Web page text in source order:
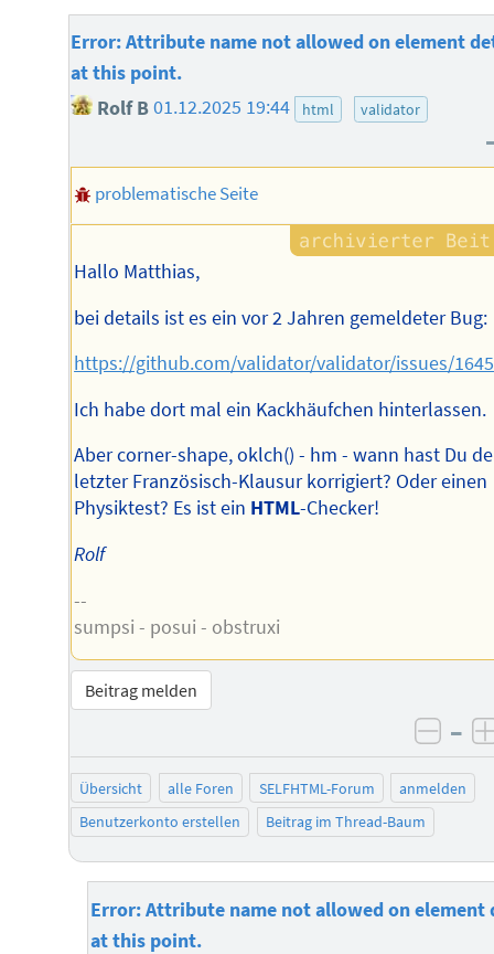
Error: Attribute name not allowed on element
at this point.
Rolf B01.12.2025 19:44 html validator
problematische Seite
Hallo Matthias,
bei details ist es ein vor 2 Jahren gemeldeter Bug:
https://github.com/validator/validator/issues/1645
Ich habe dort mal ein Kackhäufchen hinterlassen.
Aber corner-shape, oklch() - hm - wann hast Du
letzter Französisch-Klausur korrigiert? Oder einen
Physiktest? Es ist ein HTML-Checker!
Rolf
--
sumpsi - posui - obstruxi
Beitrag melden
–
Übersicht alle Foren SELFHTML-Forum
anmelden
Benutzerkonto erstellen
Beitrag im Thread-Baum
Error: Attribute name not allowed on element
at this point.